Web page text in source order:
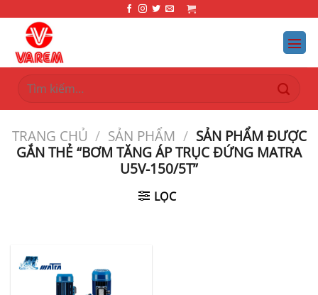
dung
Tìm
kiếm:
TRANG CHỦ / SẢN PHẨM / SẢN PHẨM ĐƯỢC
GẮN THẺ “BƠM TĂNG ÁP TRỤC ĐỨNG MATRA
U5V-150/5T”
LỌC